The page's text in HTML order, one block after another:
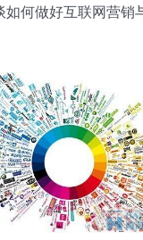
如何做好互联网营销